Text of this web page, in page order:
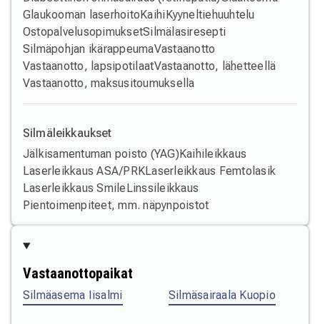
Glaukooman laserhoitoKaihiKyyneltiehuuhtelu
OstopalvelusopimuksetSilmälasiresepti
Silmäpohjan ikärappeumaVastaanotto
Vastaanotto, lapsipotilaatVastaanotto, lähetteellä
Vastaanotto, maksusitoumuksella
Silmäleikkaukset
Jälkisamentuman poisto (YAG)Kaihileikkaus
Laserleikkaus ASA/PRKLaserleikkaus Femtolasik
Laserleikkaus SmileLinssileikkaus
Pientoimenpiteet, mm. näpynpoistot
Vastaanottopaikat
Silmäasema Iisalmi Silmäsairaala Kuopio